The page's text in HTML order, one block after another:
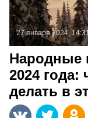
27 января 2024,
Народные
2024 года:
делать в